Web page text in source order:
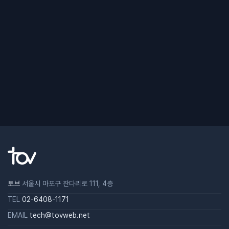
토브 서울시 마포구 잔다리로 111, 4층
TEL 02-6408-1171
EMAIL tech@tovweb.net